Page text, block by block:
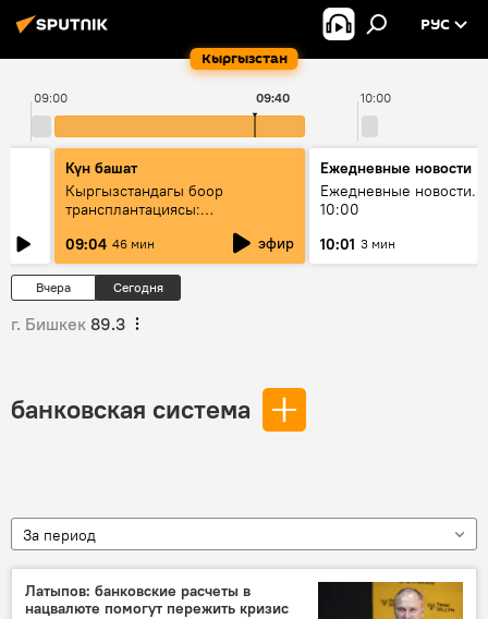
Кыргызстан
РУС
09:00 10:00
09:40
Күн башат
Кыргызстандагы боор
трансплантациясы:
жетишкендиктер жана өнүгүү
келечеги
09:04 46 мин эфир
Ежедневные новости
Ежедневные новости.
10:00
10:01 3 мин
Вчера Сегодня
г. Бишкек 89.3
банковская система
За период
Латыпов: банковские расчеты в
нацвалюте помогут пережить кризис